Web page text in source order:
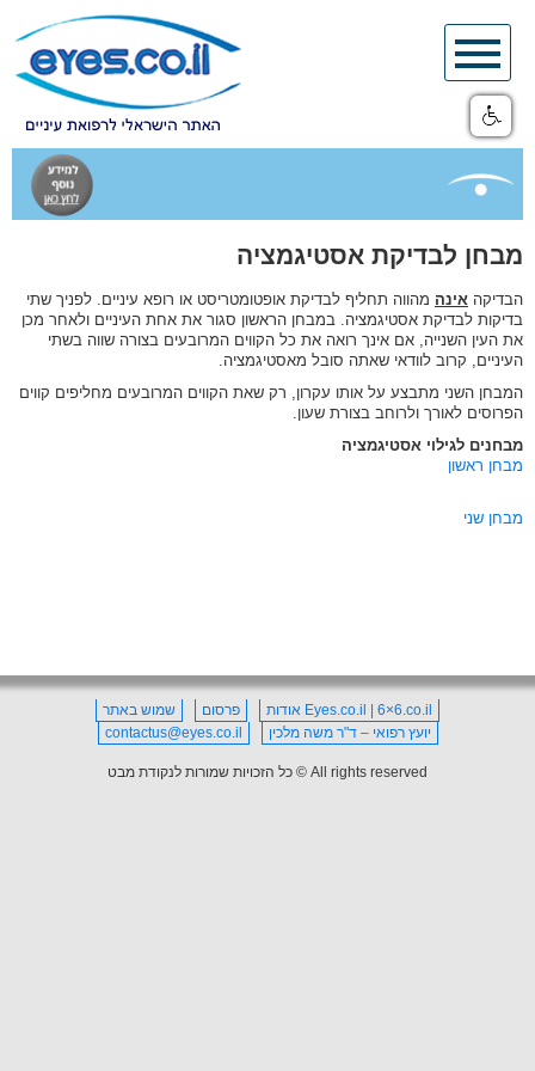
Skip
content
מבחן לבדיקת אסטיגמציה
הבדיקה אינה מהווה תחליף לבדיקת אופטומטריסט או רופא עיניים. לפניך שתי
בדיקות לבדיקת אסטיגמציה. במבחן הראשון סגור את אחת העיניים ולאחר מכן
את העין השנייה, אם אינך רואה את כל הקווים המרובעים בצורה שווה בשתי
העיניים, קרוב לוודאי שאתה סובל מאסטיגמציה.
המבחן השני מתבצע על אותו עקרון, רק שאת הקווים המרובעים מחליפים קווים
הפרוסים לאורך ולרוחב בצורת שעון.
מבחנים לגילוי אסטיגמציה
מבחן ראשון
מבחן שני
Eyes.co.il | 6×6.co.il אודות פרסום
שמוש באתר
יועץ רפואי – ד"ר משה מלכין
contactus@eyes.co.il
All rights reserved © כל הזכויות שמורות לנקודת מבט